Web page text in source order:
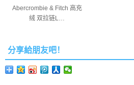
Abercrombie & Fitch 高充
绒 双拉链L…
分享給朋友吧！